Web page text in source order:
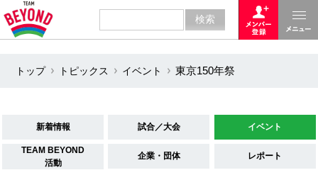
トップ トピックス イベント 東京150年祭
新着情報 試合／大会 イベント
TEAM BEYOND
活動
企業・団体 レポート